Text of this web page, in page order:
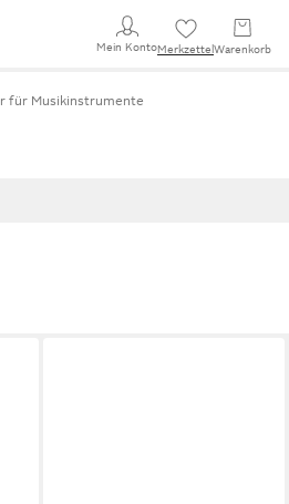
Mein KontoMerkzettel Warenkorb
für Musikinstrumente